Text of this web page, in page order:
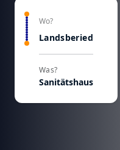
Wo?
Landsberied
Was?
Sanitätshaus